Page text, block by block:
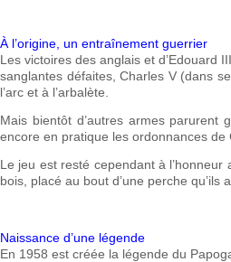
À l’origine, un entraînement guerrier
Les victoires des anglais et d’Edouard
sanglantes défaites, Charles V (dans
l’arc et à l’arbalète.
Mais bientôt d’autres armes
encore en pratique les ordonnances de
Le jeu est resté cependant à
bois, placé au bout d’une perche qu’ils
Naissance d’une légende
En 1958 est créée la légende du